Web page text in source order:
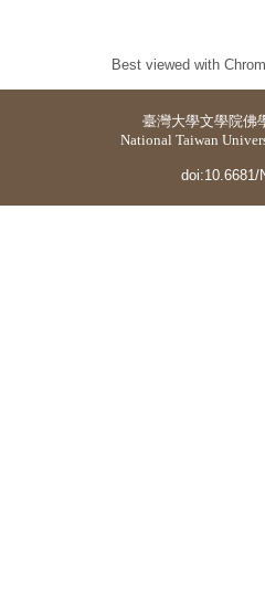
Best viewed with
臺灣大學文學院佛
National Taiwan
doi:10.6681/